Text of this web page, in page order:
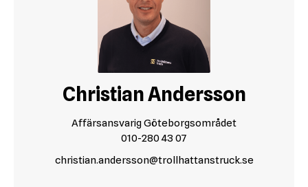
Christian Andersson
Affärsansvarig Göteborgsområdet
010-280 43 07
christian.andersson@trollhattanstruck.se